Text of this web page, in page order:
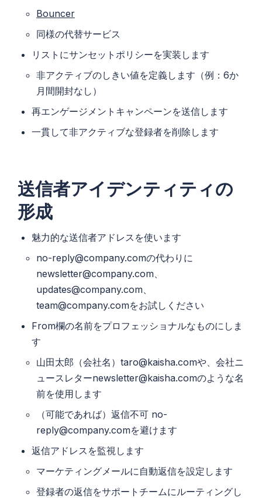
Bouncer
同様の代替サービス
リストにサンセットポリシーを実装します
非アクティブのしきい値を定義します（例：6か
月間開封なし）
再エンゲージメントキャンペーンを送信します
一貫して非アクティブな登録者を削除します
送信者アイデンティティの
形成
魅力的な送信者アドレスを使います
no-reply@company.comの代わりに
newsletter@company.com、
updates@company.com、
team@company.comをお試しください
From欄の名前をプロフェッショナルなものにしま
す
山田太郎（会社名）taro@kaisha.comや、会社ニ
ュースレターnewsletter@kaisha.comのような名
前を使用します
（可能であれば）返信不可 no-
reply@company.comを避けます
返信アドレスを監視します
マーケティングメールに自動返信を設定します
登録者の返信をサポートチームにルーティングし